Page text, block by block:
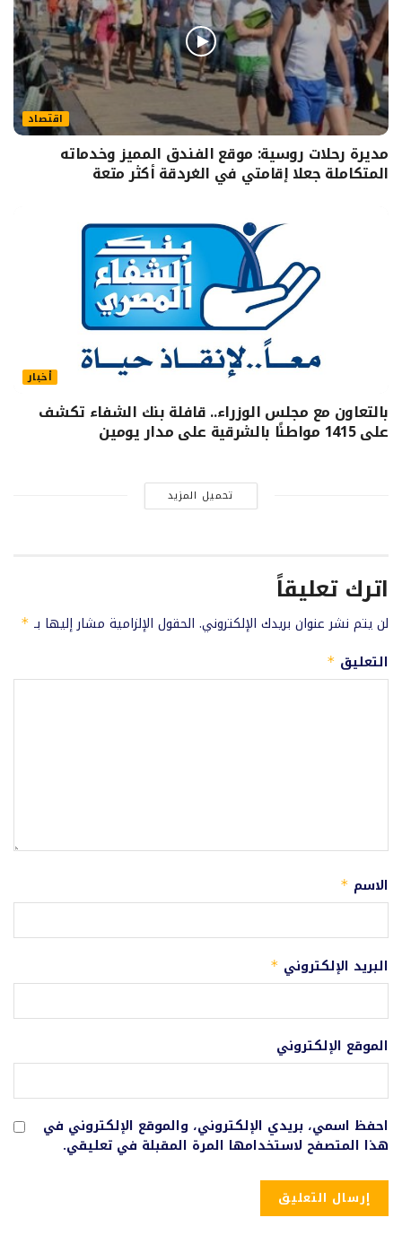
اقتصاد
مديرة رحلات روسية: موقع الفندق المميز وخدماته
المتكاملة جعلا إقامتي في الغردقة أكثر متعة
أخبار
بالتعاون مع مجلس الوزراء.. قافلة بنك الشفاء تكشف
على 1415 مواطنًا بالشرقية على مدار يومين
تحميل المزيد
اترك تعليقاً
لن يتم نشر عنوان بريدك الإلكتروني. الحقول الإلزامية مشار إليها بـ *
التعليق *
الاسم *
البريد الإلكتروني *
الموقع الإلكتروني
احفظ اسمي، بريدي الإلكتروني، والموقع الإلكتروني في
هذا المتصفح لاستخدامها المرة المقبلة في تعليقي.